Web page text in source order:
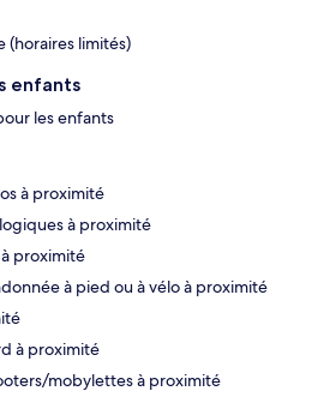
(horaires limités)
enfants
les enfants
à proximité
à proximité
proximité
à pied ou à vélo à proximité
à proximité
mobylettes à proximité